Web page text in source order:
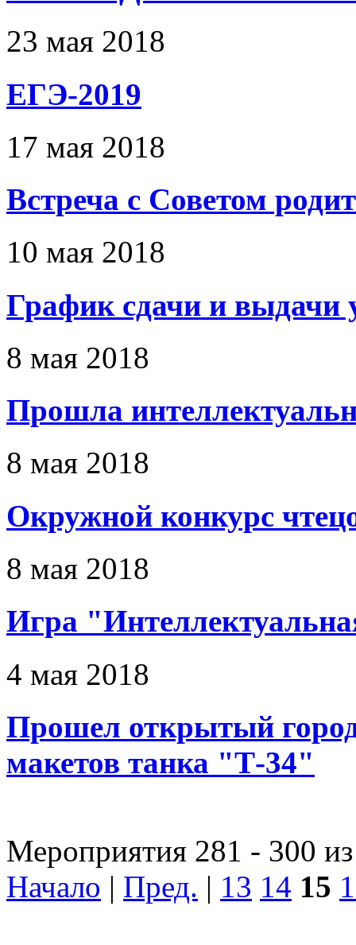
23 мая 2018
ЕГЭ-2019
17 мая 2018
Встреча с Советом
10 мая 2018
График сдачи и выдачи
8 мая 2018
Прошла
8 мая 2018
Окружной конкурс
8 мая 2018
Игра
4 мая 2018
Прошел открытый
макетов танка "Т-34"
Мероприятия 281 - 300
Начало | Пред. | 13 14 15